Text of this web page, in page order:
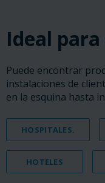
Ideal
Puede encontrar
instalaciones de
en la esquina hasta
HOSPITALES.
HOTELES